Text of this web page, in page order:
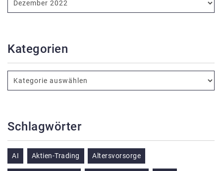
Kategorien
Schlagwörter
AI Aktien-Trading Altersvorsorge